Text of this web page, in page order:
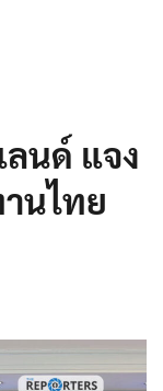
นด์ แจง
นไทย